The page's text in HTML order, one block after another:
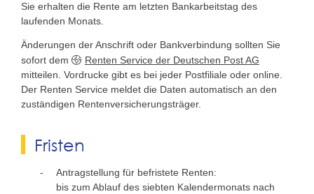
Sie erhalten die Rente am letzten Bankarbeitstag des
laufenden Monats.
Änderungen der Anschrift oder Bankverbindung sollten Sie
sofort dem
Renten Service der Deutschen Post AG
mitteilen. Vordrucke gibt es bei jeder Postfiliale oder online.
Der Renten Service meldet die Daten automatisch an den
zuständigen Rentenversicherungsträger.
Fristen
Antragstellung für befristete Renten:
bis zum Ablauf des siebten Kalendermonats nach